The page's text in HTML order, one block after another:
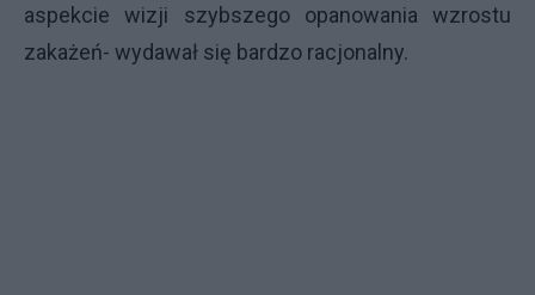
aspekcie wizji szybszego opanowania wzrostu
zakażeń- wydawał się bardzo racjonalny.